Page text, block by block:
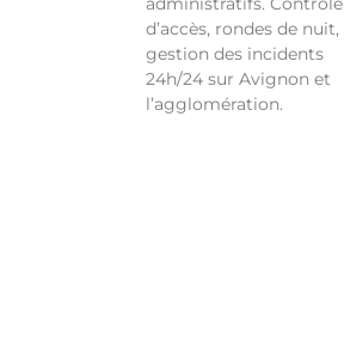
d’accès, rondes de nuit,
gestion des incidents
24h/24 sur Avignon et
l’agglomération.